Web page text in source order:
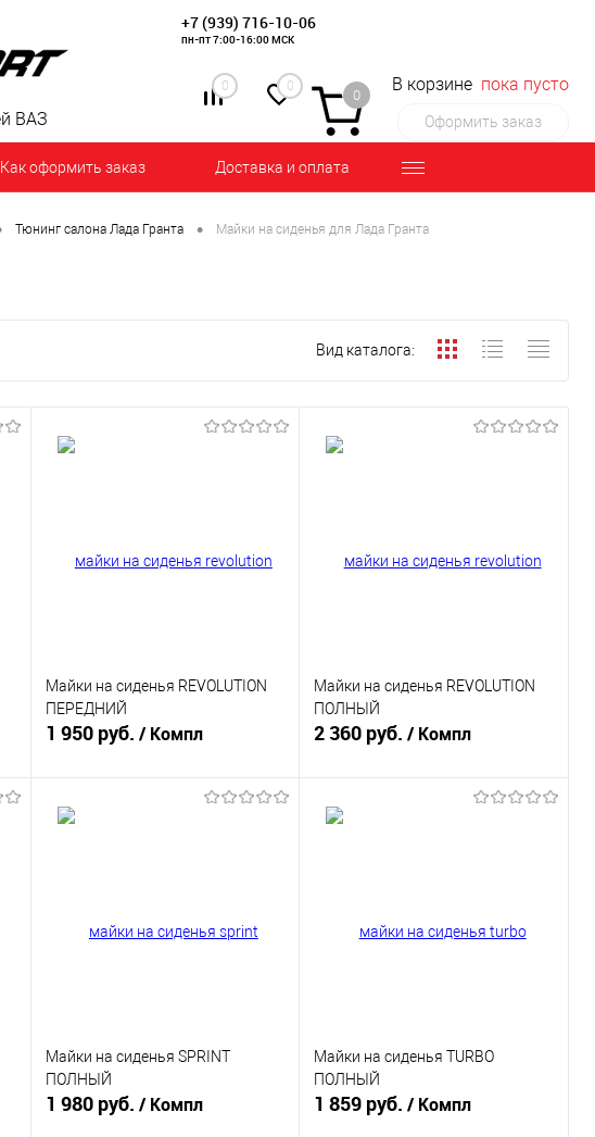
+7 (939) 716-10-06
пн-пт 7:00-16:00 МСК
0 0
0
В корзине пока пусто
Оформить заказ
ВАЗ
Как оформить заказ Доставка и оплата
Тюнинг салона Лада Гранта • Майки на сиденья для Лада Гранта
Вид каталога:
Майки на сиденья REVOLUTION
ПЕРЕДНИЙ
1 950 руб. / Компл
Майки на сиденья REVOLUTION
ПОЛНЫЙ
2 360 руб./ Компл
Майки на сиденья SPRINT
ПОЛНЫЙ
1 980 руб. / Компл
Майки на сиденья TURBO
ПОЛНЫЙ
1 859 руб./ Компл